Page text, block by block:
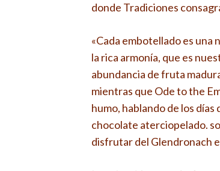
donde Tradiciones
«Cada embotellado es una
la rica armonía, que es
abundancia de fruta
mientras que Ode to the
humo, hablando de los
chocolate aterciopelado.
disfrutar del Glendronach